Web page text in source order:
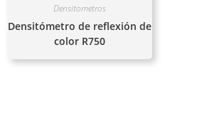
Densitometros
Densitómetro de reflexión de
color R750